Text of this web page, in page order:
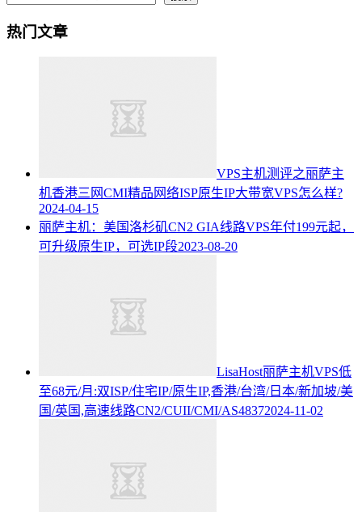
热门文章
VPS主机测评之丽萨主
机香港三网CMI精品网络ISP原生IP大带宽VPS怎么样?
2024-04-15
丽萨主机：美国洛杉矶CN2 GIA线路VPS年付199元起，
可升级原生IP，可选IP段2023-08-20
LisaHost丽萨主机VPS低
至68元/月:双ISP/住宅IP/原生IP,香港/台湾/日本/新加坡/美
国/英国,高速线路CN2/CUII/CMI/AS48372024-11-02